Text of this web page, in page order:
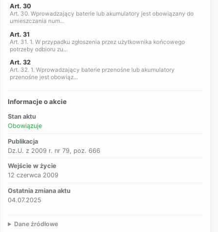
Art. 30
Art. 30. Wprowadzający baterie lub akumulatory jest obowiązany do
umieszczania num...
Art. 31
Art. 31. 1. W przypadku zgłoszenia przez użytkownika końcowego
potrzeby odbioru zu...
Art. 32
Art. 32. 1. Wprowadzający baterie przenośne lub akumulatory
przenośne jest obowiąz...
Informacje o akcie
Stan aktu
Obowiązuje
Publikacja
Dz.U. z 2009 r. nr 79, poz. 666
Wejście w życie
12 czerwca 2009
Ostatnia zmiana aktu
04.07.2025
Dane źródłowe